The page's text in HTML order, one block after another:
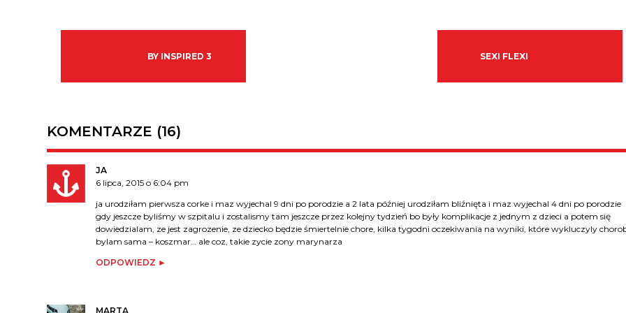
BY INSPIRED 3 SEXI FLEXI
KOMENTARZE (16)
JA
6 lipca, 2015 o 6:04 pm
ja urodziłam pierwsza corke i maz wyjechal 9 dni po porodzie a 2 lata później urodziłam bliźnięta i maz wyjechal 4 dni po porodzie
gdy jeszcze byliśmy w szpitalu i zostalismy tam jeszcze przez kolejny tydzień bo były komplikacje z jednym z dzieci a potem się
dowiedzialam, ze jest zagrozenie, ze dziecko będzie śmiertelnie chore, kilka tygodni oczekiwania na wyniki, które wykluczyly
bylam sama – koszmar… ale coz, takie zycie zony marynarza
ODPOWIEDZ
MARTA